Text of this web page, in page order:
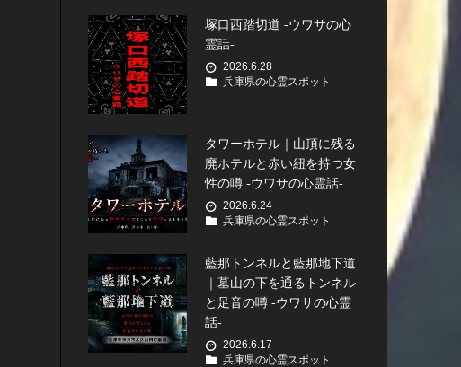
塚口西踏切道 -ウワサの心
霊話-
2026.6.28
兵庫県の心霊スポット
タワーホテル｜山頂に残る
廃ホテルと赤い紐を持つ女
性の噂 -ウワサの心霊話-
2026.6.24
兵庫県の心霊スポット
藍那トンネルと藍那地下道
｜墓山の下を通るトンネル
と足音の噂 -ウワサの心霊
話-
2026.6.17
兵庫県の心霊スポット